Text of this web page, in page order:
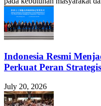
Indonesia Resmi
Perkuat Peran
July 20, 2026